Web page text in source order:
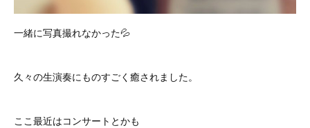
一緒に写真撮れなかった💦
久々の生演奏にものすごく癒されました。
ここ最近はコンサートとかも